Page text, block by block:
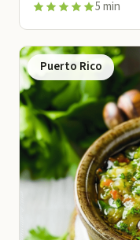
5 min
Puerto Rico